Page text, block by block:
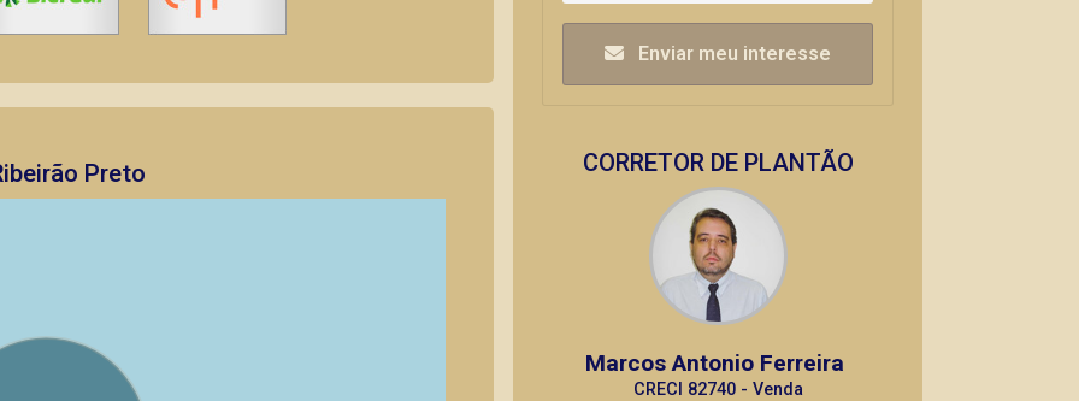
Preto
Enviar meu interesse
CORRETOR DE PLANTÃO
Marcos Antonio Ferreira
CRECI 82740 - Venda